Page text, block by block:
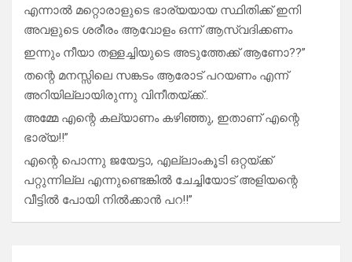
എന്നാൽ മറ്റൊരാളുടെ ഭാര്യയായ സ്ഥിതിക്ക് ഇനി
അവളുടെ ശരീരം ആവോളം ഒന്ന് ആസ്വദിക്കണം
ഇന്നും നീയാ തള്ളച്ചിയുടെ അടുത്തേക്ക് ആണോ??”
തന്റെ മനസ്സിലെ സങ്കടം ആരോട് പറയണം എന്ന്
അറിയില്ലായിരുന്നു വിനീതയ്ക്ക്..
അമ്മേ എന്റെ കല്യാണം കഴിഞ്ഞു, ഇതാണ് എന്റെ
ഭാര്യ!!”
എന്റെ പൊന്നു ജയേട്ടാ, എല്ലാംകൂടി ഒറ്റയ്ക്ക്
പറ്റുന്നില്ല എന്നുണ്ടെങ്കിൽ ചേച്ചിയോട് അളിയന്റെ
വീട്ടിൽ പോയി നിൽക്കാൻ പറ!!”